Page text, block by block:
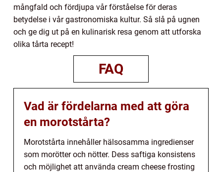
mångfald och fördjupa vår förståelse för deras
betydelse i vår gastronomiska kultur. Så slå på ugnen
och ge dig ut på en kulinarisk resa genom att utforska
olika tårta recept!
FAQ
Vad är fördelarna med att göra
en morotstårta?
Morotstårta innehåller hälsosamma ingredienser
som morötter och nötter. Dess saftiga konsistens
och möjlighet att använda cream cheese frosting